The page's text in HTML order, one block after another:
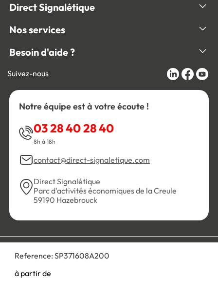
Reference: SP371608A200
à partir de
Direct Signalétique
Nos services
Besoin d'aide ?
Suivez-nous
Notre équipe est à votre écoute !
03 28 40 28 40
8h à 18h
contact@direct-signaletique.com
Direct Signalétique
Parc d'activités économiques de la Creule
59190 Hazebrouck
Personnaliser les cookies